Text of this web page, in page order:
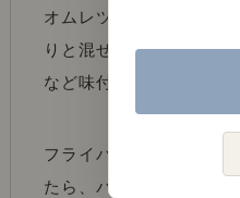
オムレツの準備をする。
りと混ぜる。混ぜすぎ
など味付はしない。
フライパンをしっかり温
たら、バターを加える。